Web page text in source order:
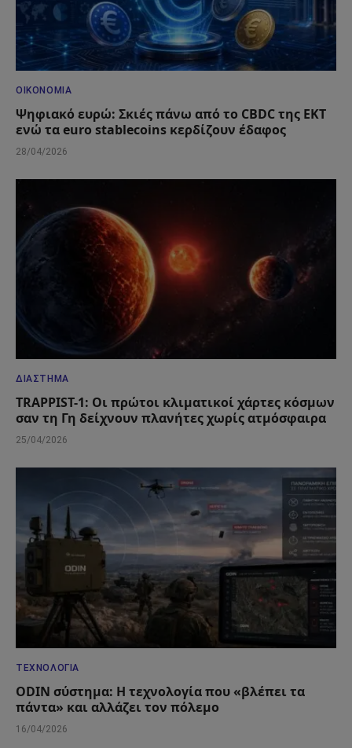
ΟΙΚΟΝΟΜΊΑ
Ψηφιακό ευρώ: Σκιές πάνω από το CBDC της ΕΚΤ
ενώ τα euro stablecoins κερδίζουν έδαφος
28/04/2026
ΔΙΆΣΤΗΜΑ
TRAPPIST-1: Οι πρώτοι κλιματικοί χάρτες κόσμων
σαν τη Γη δείχνουν πλανήτες χωρίς ατμόσφαιρα
25/04/2026
ΤΕΧΝΟΛΟΓΊΑ
ODIN σύστημα: Η τεχνολογία που «βλέπει τα
πάντα» και αλλάζει τον πόλεμο
16/04/2026